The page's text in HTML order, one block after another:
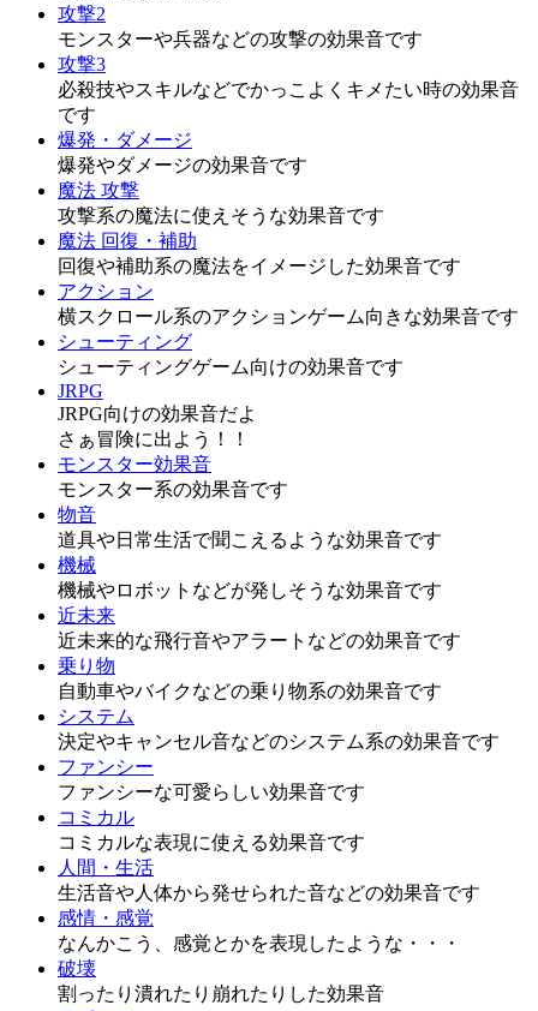
攻撃2
モンスターや兵器などの攻撃の効果音です
攻撃3
必殺技やスキルなどでかっこよくキメたい時の効果音
です
爆発・ダメージ
爆発やダメージの効果音です
魔法 攻撃
攻撃系の魔法に使えそうな効果音です
魔法 回復・補助
回復や補助系の魔法をイメージした効果音です
アクション
横スクロール系のアクションゲーム向きな効果音です
シューティング
シューティングゲーム向けの効果音です
JRPG
JRPG向けの効果音だよ
さぁ冒険に出よう！！
モンスター効果音
モンスター系の効果音です
物音
道具や日常生活で聞こえるような効果音です
機械
機械やロボットなどが発しそうな効果音です
近未来
近未来的な飛行音やアラートなどの効果音です
乗り物
自動車やバイクなどの乗り物系の効果音です
システム
決定やキャンセル音などのシステム系の効果音です
ファンシー
ファンシーな可愛らしい効果音です
コミカル
コミカルな表現に使える効果音です
人間・生活
生活音や人体から発せられた音などの効果音です
感情・感覚
なんかこう、感覚とかを表現したような・・・
破壊
割ったり潰れたり崩れたりした効果音